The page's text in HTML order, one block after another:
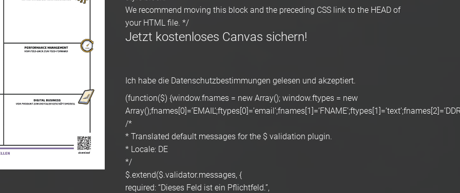
We recommend moving this block and the preceding CSS link to the HEAD of
your HTML file. */
Jetzt kostenloses Canvas sichern!
Ich habe die Datenschutzbestimmungen gelesen und akzeptiert.
(function($) {window.fnames = new Array(); window.ftypes = new
/*
* Translated default messages for the $ validation plugin.
* Locale: DE
*/
$.extend($.validator.messages, {
required: “Dieses Feld ist ein Pflichtfeld.”,